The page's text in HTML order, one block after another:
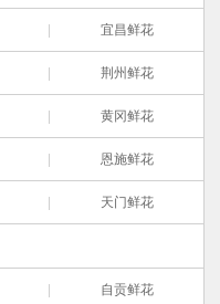
宜昌鲜花
荆州鲜花
黄冈鲜花
恩施鲜花
天门鲜花
自贡鲜花